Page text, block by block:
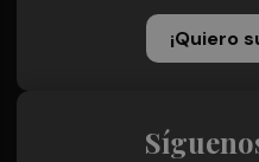
¡Quiero